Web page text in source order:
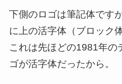
下側のロゴは筆記体です
に上の活字体（ブロック
これは先ほどの1981年の
ゴが活字体だったから。